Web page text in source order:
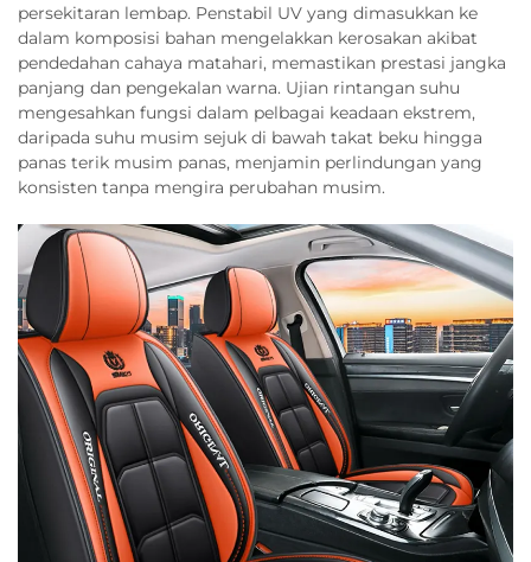
persekitaran lembap. Penstabil UV yang dimasukkan ke
dalam komposisi bahan mengelakkan kerosakan akibat
pendedahan cahaya matahari, memastikan prestasi jangka
panjang dan pengekalan warna. Ujian rintangan suhu
mengesahkan fungsi dalam pelbagai keadaan ekstrem,
daripada suhu musim sejuk di bawah takat beku hingga
panas terik musim panas, menjamin perlindungan yang
konsisten tanpa mengira perubahan musim.